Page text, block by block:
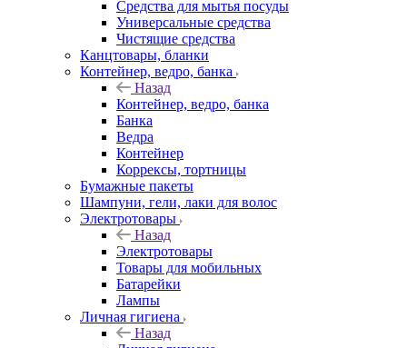
Средства для мытья посуды
Универсальные средства
Чистящие средства
Канцтовары, бланки
Контейнер, ведро, банка
Назад
Контейнер, ведро, банка
Банка
Ведра
Контейнер
Коррексы, тортницы
Бумажные пакеты
Шампуни, гели, лаки для волос
Электротовары
Назад
Электротовары
Товары для мобильных
Батарейки
Лампы
Личная гигиена
Назад